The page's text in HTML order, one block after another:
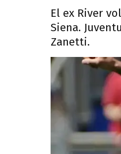
El ex River
Siena.
Zanetti.